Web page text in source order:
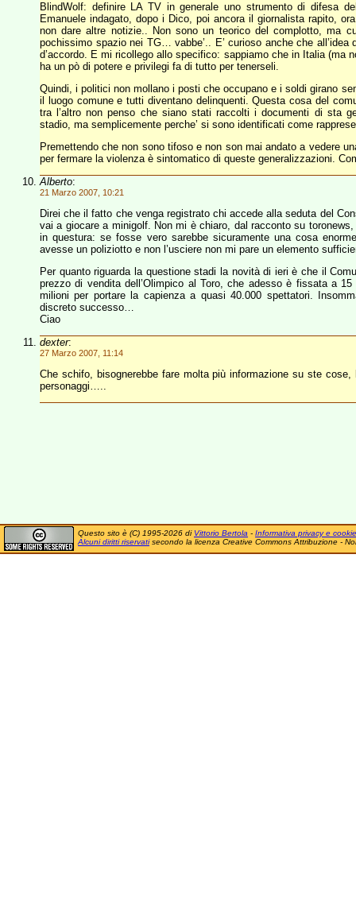
BlindWolf: definire LA TV in generale uno strumento di difesa
Emanuele indagato, dopo i Dico, poi ancora il giornalista rapito,
non dare altre notizie.. Non sono un teorico del complotto, ma
pochissimo spazio nei TG… vabbe’.. E’ curioso anche che
d’accordo. E mi ricollego allo specifico: sappiamo che in Italia
ha un pò di potere e privilegi fa di tutto per tenerseli.
Quindi, i politici non mollano i posti che occupano e i soldi girano
il luogo comune e tutti diventano delinquenti. Questa cosa del
tra l’altro non penso che siano stati raccolti i documenti di sta
stadio, ma semplicemente perche’ si sono identificati come
Premettendo che non sono tifoso e non son mai andato a vedere
per fermare la violenza è sintomatico di queste generalizzazioni.
Alberto:
21 Marzo 2007, 10:21
Direi che il fatto che venga registrato chi accede alla seduta del
vai a giocare a minigolf. Non mi è chiaro, dal racconto su
in questura: se fosse vero sarebbe sicuramente una cosa
avesse un poliziotto e non l’usciere non mi pare un elemento
Per quanto riguarda la questione stadi la novità di ieri è che il
prezzo di vendita dell’Olimpico al Toro, che adesso è fissata a
milioni per portare la capienza a quasi 40.000 spettatori.
discreto successo…
Ciao
dexter:
27 Marzo 2007, 11:14
Che schifo, bisognerebbe fare molta più informazione su ste
personaggi…..
Questo sito è (C) 1995-2026 di Vittorio Bertola - Informativa privacy e cookie
Alcuni diritti riservatisecondo la licenza Creative Commons Attribuzione -